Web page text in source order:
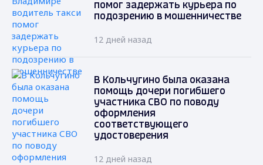
помог задержать курьера по
подозрению в мошенничестве
12 дней назад
В Кольчугино была оказана
помощь дочери погибшего
участника СВО по поводу
оформления
соответствующего
удостоверения
12 дней назад